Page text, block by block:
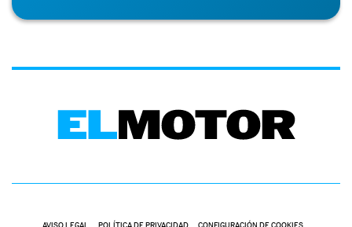
AVISO LEGAL POLÍTICA DE PRIVACIDAD CONFIGURACIÓN DE COOKIES